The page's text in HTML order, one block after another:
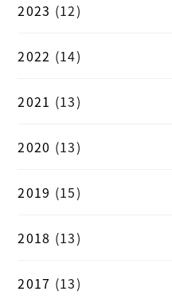
2023 (12)
2022 (14)
2021 (13)
2020 (13)
2019 (15)
2018 (13)
2017 (13)